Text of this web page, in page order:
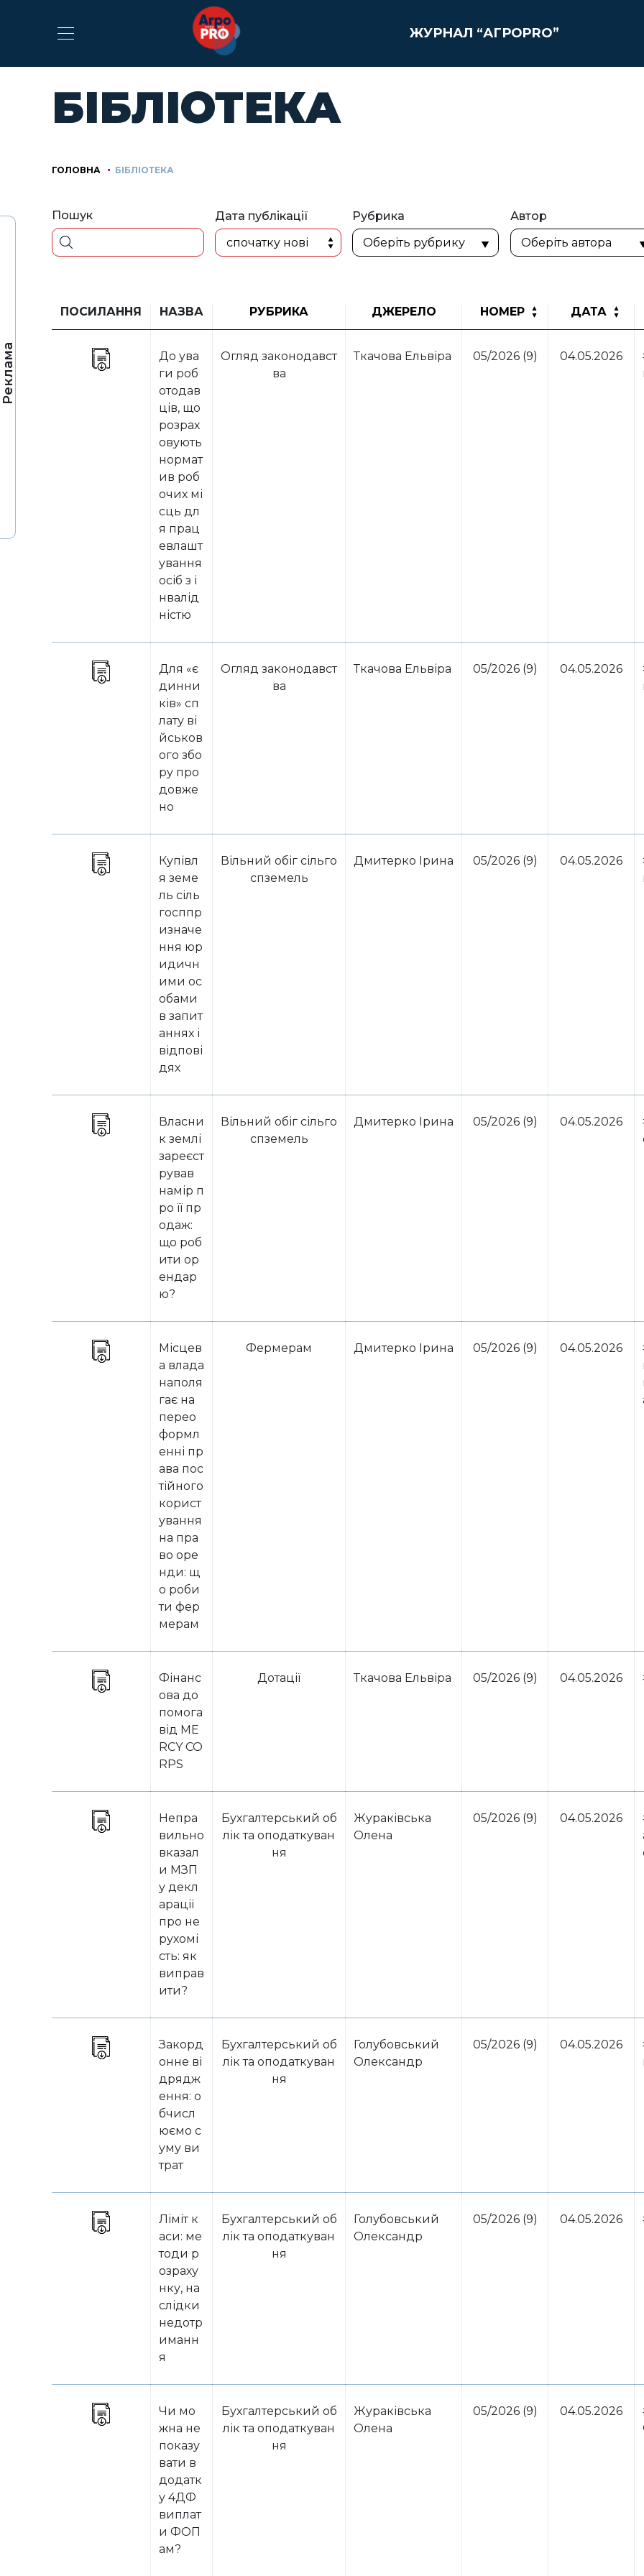
Реклама
ЖУРНАЛ “АГРОPRO”
БІБЛІОТЕКА
ГОЛОВНА БІБЛІОТЕКА
Пошук
Дата публікації
спочатку нові
Рубрика Автор
ПОСИЛАННЯ НАЗВА РУБРИКА ДЖЕРЕЛО НОМЕР ДАТА
До ува
ги роб
отодав
ців, що
розрах
овують
нормат
ив роб
очих мі
сць дл
я прац
евлашт
ування
осіб з і
нвалід
ністю
Огляд законодавст
ва
Ткачова Ельвіра 05/2026 (9) 04.05.2026
Для «є
динни
ків» сп
лату ві
йськов
ого збо
ру про
довже
но
Огляд законодавст
ва
Ткачова Ельвіра 05/2026 (9) 04.05.2026
Купівл
я земе
ль сіль
госппр
изначе
ння юр
идичн
ими ос
обами
в запит
аннях і
відпові
дях
Вільний обіг сільго
спземель
Дмитерко Ірина 05/2026 (9) 04.05.2026
Власни
к землі
зареєст
рував
намір п
ро її пр
одаж:
що роб
ити ор
ендар
ю?
Вільний обіг сільго
спземель
Дмитерко Ірина 05/2026 (9) 04.05.2026
Місцев
а влада
наполя
гає на
перео
формл
енні пр
ава пос
тійного
корист
ування
на пра
во оре
нди: щ
о роби
ти фер
мерам
Фермерам Дмитерко Ірина 05/2026 (9) 04.05.2026
Фінанс
ова до
помога
від ME
RCY CO
RPS
Дотації Ткачова Ельвіра 05/2026 (9) 04.05.2026
Непра
вильно
вказал
и МЗП
у декл
арації
про не
рухомі
сть: як
виправ
ити?
Бухгалтерський об
лік та оподаткуван
ня
Жураківська
Олена
05/2026 (9) 04.05.2026
Закорд
онне ві
дрядж
ення: о
бчисл
юємо с
уму ви
трат
Бухгалтерський об
лік та оподаткуван
ня
Голубовський
Олександр
05/2026 (9) 04.05.2026
Ліміт к
аси: ме
тоди р
озраху
нку, на
слідки
недотр
иманн
я
Бухгалтерський об
лік та оподаткуван
ня
Голубовський
Олександр
05/2026 (9) 04.05.2026
Чи мо
жна не
показу
вати в
додатк
у 4ДФ
виплат
и ФОП
ам?
Бухгалтерський об
лік та оподаткуван
ня
Жураківська
Олена
05/2026 (9) 04.05.2026